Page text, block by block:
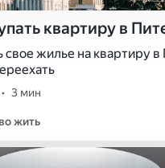
квартиру в
жилье на квартиру в
• 3 мин
жить